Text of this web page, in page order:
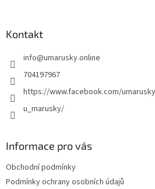
Kontakt
info@umarusky.online
704197967
https://www.facebook.com/
u_marusky/
Informace pro vás
Obchodní podmínky
Podmínky ochrany osobních údajů